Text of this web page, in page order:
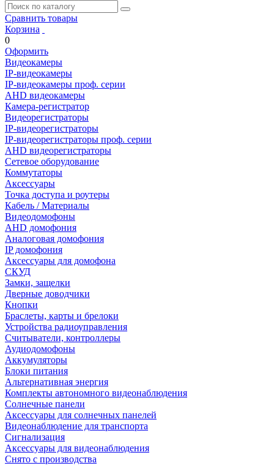
Сравнить товары
Корзина
0
Оформить
Видеокамеры
IP-видеокамеры
IP-видеокамеры проф. серии
AHD видеокамеры
Камера-регистратор
Видеорегистраторы
IP-видеорегистраторы
IP-видеорегистраторы проф. серии
AHD видеорегистраторы
Сетевое оборудование
Коммутаторы
Аксессуары
Точка доступа и роутеры
Кабель / Материалы
Видеодомофоны
AHD домофония
Аналоговая домофония
IP домофония
Аксессуары для домофона
СКУД
Замки, защелки
Дверные доводчики
Кнопки
Браслеты, карты и брелоки
Устройства радиоуправления
Считыватели, контроллеры
Аудиодомофоны
Аккумуляторы
Блоки питания
Альтернативная энергия
Комплекты автономного видеонаблюдения
Солнечные панели
Аксессуары для солнечных панелей
Видеонаблюдение для транспорта
Сигнализация
Аксессуары для видеонаблюдения
Снято с производства